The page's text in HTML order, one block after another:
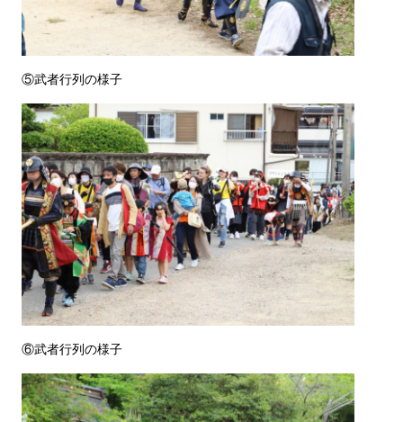
⑤武者行列の様子
⑥武者行列の様子